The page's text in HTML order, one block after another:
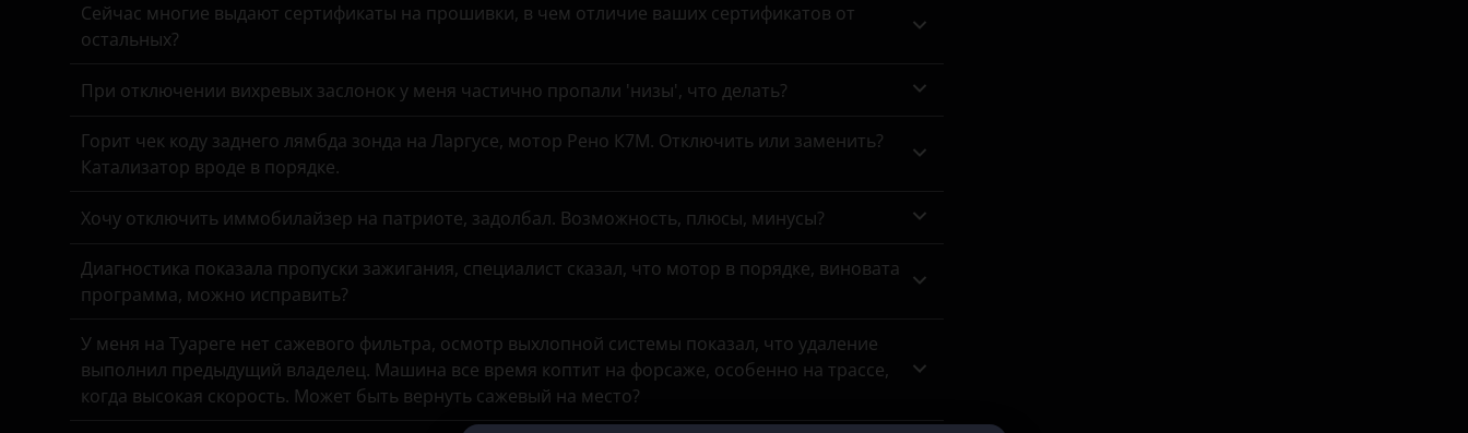
Honda
Infiniti
Jaguar
Jeep
Kaiyi
Сейчас многие выдают сертификаты на прошивки, в чем отличие ваших сертификатов от
остальных?
При отключении вихревых заслонок у меня частично пропали 'низы', что делать?
Горит чек коду заднего лямбда зонда на Ларгусе, мотор Рено К7М. Отключить или заменить?
Катализатор вроде в порядке.
Хочу отключить иммобилайзер на патриоте, задолбал. Возможность, плюсы, минусы?
Диагностика показала пропуски зажигания, специалист сказал, что мотор в порядке, виновата
программа, можно исправить?
У меня на Туареге нет сажевого фильтра, осмотр выхлопной системы показал, что удаление
выполнил предыдущий владелец. Машина все время коптит на форсаже, особенно на трассе,
когда высокая скорость. Может быть вернуть сажевый на место?